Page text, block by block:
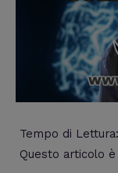
Tempo di Lettura:
Questo articolo